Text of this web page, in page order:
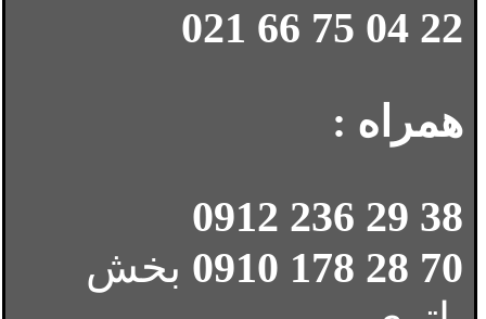
22 04 75 66 021
همراه :
38 29 236 0912
70 28 178 0910
بخش